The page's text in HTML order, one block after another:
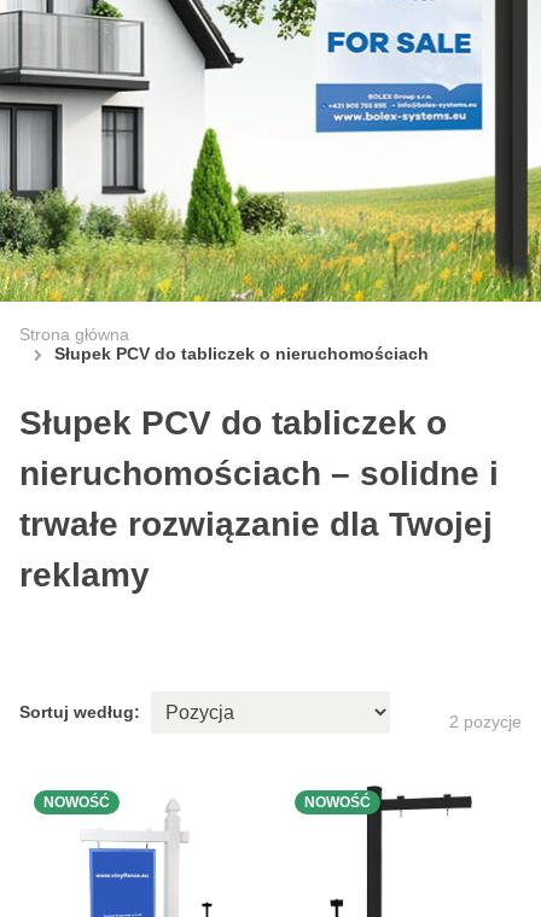
Strona główna
Słupek PCV do tabliczek o nieruchomościach
Słupek PCV do tabliczek o
nieruchomościach – solidne i
trwałe rozwiązanie dla Twojej
reklamy
Sortuj według: 2 pozycje
NOWOŚĆ NOWOŚĆ